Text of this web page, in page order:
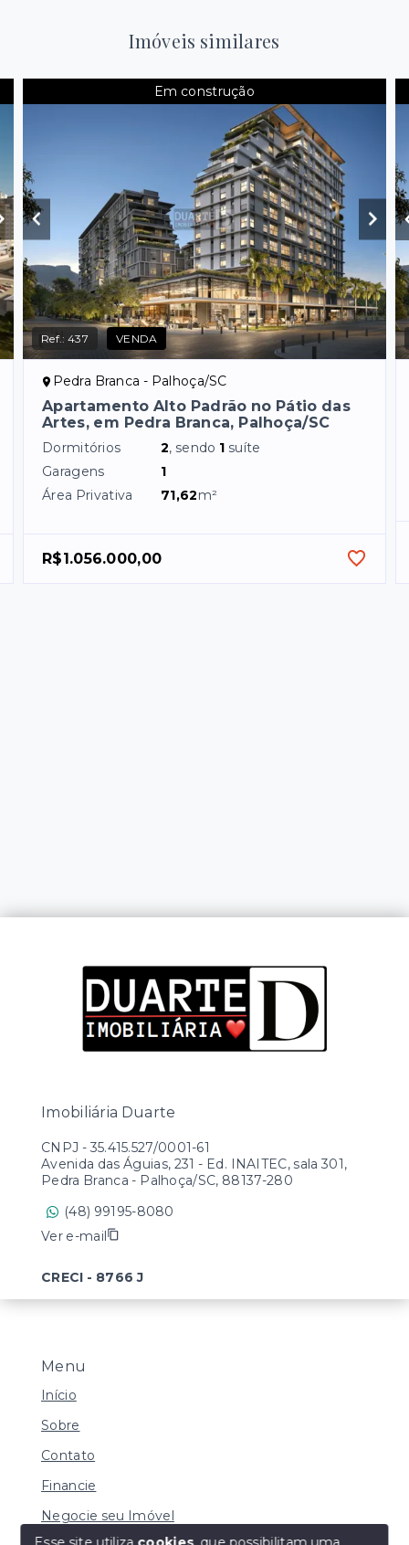
Imóveis similares
Em construção
Ref.:437 VENDA
Pedra Branca - Palhoça/SC
Apartamento Alto Padrão no Pátio das
Artes, em Pedra Branca, Palhoça/SC
Dormitórios 2, sendo 1 suíte
Garagens
1
Área Privativa
71,62m²
R$1.056.000,00
Menu
Início
Sobre
Contato
Financie
Negocie seu Imóvel
Imobiliária Duarte
CNPJ - 35.415.527/0001-61
Avenida das Águias, 231 - Ed. INAITEC, sala 301,
Pedra Branca - Palhoça/SC, 88137-280
(48) 99195-8080
Ver e-mail
CRECI - 8766 J